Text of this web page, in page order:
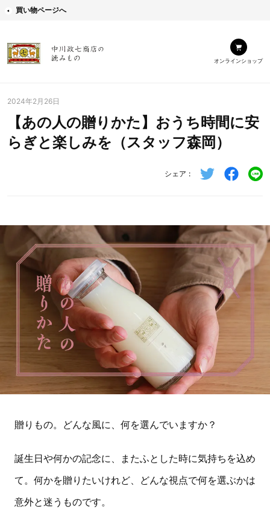
買い物ページへ
オンラインショップ
2024年2月26日
【あの人の贈りかた】おうち時間に安
らぎと楽しみを（スタッフ森岡）
シェア
贈りもの。どんな風に、何を選んでいますか？
誕生日や何かの記念に、またふとした時に気持ちを込め
て。何かを贈りたいけれど、どんな視点で何を選ぶかは
意外と迷うものです。